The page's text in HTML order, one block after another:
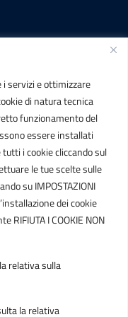
i servizi e ottimizzare
di natura tecnica
funzionamento del
essere installati
i cookie cliccando sul
le tue scelte sulle
su IMPOSTAZIONI
dei cookie
RIFIUTA I COOKIE NON
relativa sulla
la relativa